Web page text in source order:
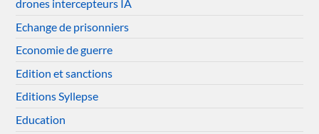
drones intercepteurs IA
Echange de prisonniers
Economie de guerre
Edition et sanctions
Editions Syllepse
Education